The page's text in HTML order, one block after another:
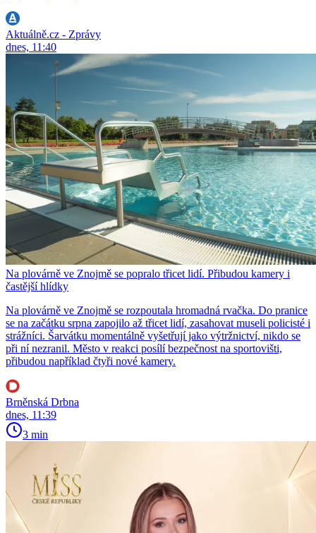
Aktuálně.cz - Zprávy
dnes, 11:40
Na plovárně ve Znojmě se popralo třicet lidí. Přibudou kamery i
častější hlídky
Na plovárně ve Znojmě se rozpoutala hromadná rvačka. Do pranice
se na začátku srpna zapojilo až třicet lidí, zasahovat museli policisté i
strážníci. Šarvátku momentálně vyšetřují jako výtržnictví, nikdo se
při ní nezranil. Město v reakci posílí bezpečnost na sportovišti,
přibudou například čtyři nové kamery.
Brněnská Drbna
dnes, 11:39
3 min